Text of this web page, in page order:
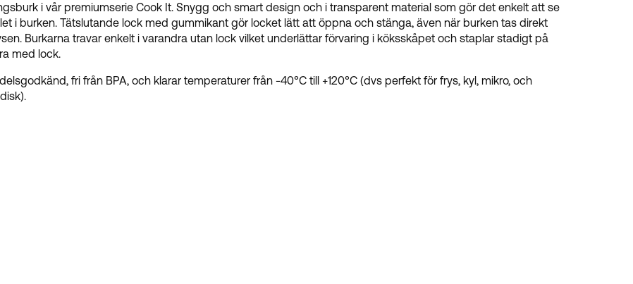
i vår premiumserie Cook It. Snygg och smart design och i transparent material som gör det enkelt att se
i burken. Tätslutande lock med gummikant gör locket lätt att öppna och stänga, även när burken tas direkt
Burkarna travar enkelt i varandra utan lock vilket underlättar förvaring i köksskåpet och staplar stadigt på
med lock.
fri från BPA, och klarar temperaturer från -40°C till +120°C (dvs perfekt för frys, kyl, mikro, och